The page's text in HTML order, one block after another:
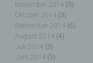
November 2014 (3)
Oktober 2014 (3)
September 2014 (6)
August 2014 (4)
Juli 2014 (3)
Juni 2014 (3)
Empfänger ist
Person, Behörde,
der
unabhängig
Dritten handelt